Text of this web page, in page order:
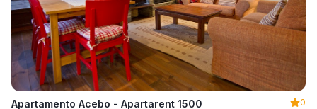
Apartamento Acebo - Apartarent 1500
0